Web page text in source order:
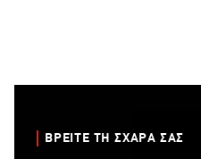
ΒΡΕΊΤΕ ΤΗ ΣΧΆΡΑ ΣΑΣ